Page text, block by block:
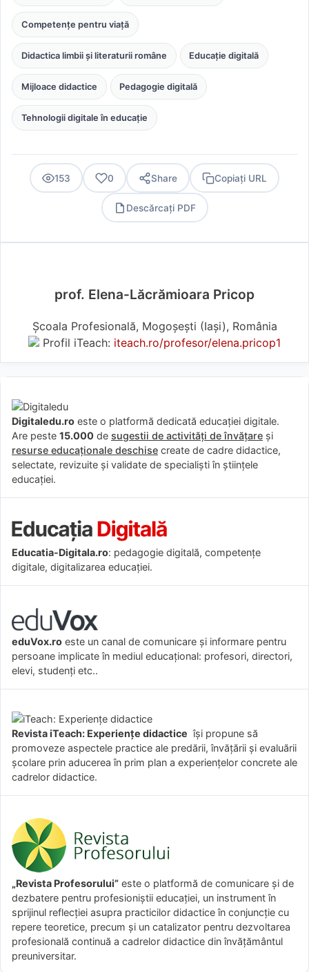
Competențe pentru viață
Didactica limbii și literaturii române Educație digitală
Mijloace didactice Pedagogie digitală
Tehnologii digitale în educație
153 0 Share Copiați URL
Descărcați PDF
prof. Elena-Lăcrămioara Pricop
Școala Profesională, Mogoșești (Iaşi), România
Profil iTeach: iteach.ro/profesor/elena.pricop1
Digitaledu.ro este o platformă dedicată educației digitale.
Are peste 15.000 de sugestii de activități de învățare și
resurse educaționale deschise create de cadre didactice,
selectate, revizuite și validate de specialiști în științele
educației.
Educatia-Digitala.ro: pedagogie digitală, competențe
digitale, digitalizarea educației.
eduVox.ro este un canal de comunicare și informare pentru
persoane implicate în mediul educațional: profesori, directori,
elevi, studenți etc..
Revista iTeach: Experienţe didactice îşi propune să
promoveze aspectele practice ale predării, învăţării şi evaluării
şcolare prin aducerea în prim plan a experienţelor concrete ale
cadrelor didactice.
„Revista Profesorului” este o platformă de comunicare și de
dezbatere pentru profesioniștii educației, un instrument în
sprijinul reflecției asupra practicilor didactice în conjuncție cu
repere teoretice, precum și un catalizator pentru dezvoltarea
profesională continuă a cadrelor didactice din învățământul
preuniversitar.